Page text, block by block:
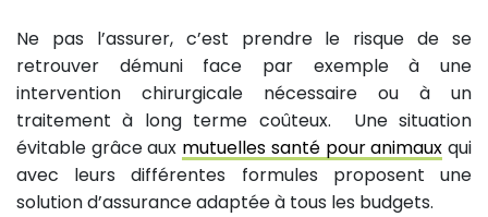
Ne pas l’assurer, c’est prendre le risque de se
retrouver démuni face par exemple à une
intervention chirurgicale nécessaire ou à un
traitement à long terme coûteux. Une situation
évitable grâce aux mutuelles santé pour animaux qui
avec leurs différentes formules proposent une
solution d’assurance adaptée à tous les budgets.